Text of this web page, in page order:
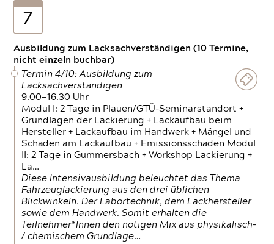
7
Ausbildung zum Lacksachverständigen (10 Termine,
nicht einzeln buchbar)
Termin 4/10: Ausbildung zum
Lacksachverständigen
9.00—16.30 Uhr
Modul I: 2 Tage in Plauen/GTÜ-Seminarstandort +
Grundlagen der Lackierung + Lackaufbau beim
Hersteller + Lackaufbau im Handwerk + Mängel und
Schäden am Lackaufbau + Emissionsschäden Modul
II: 2 Tage in Gummersbach + Workshop Lackierung +
La…
Diese Intensivausbildung beleuchtet das Thema
Fahrzeuglackierung aus den drei üblichen
Blickwinkeln. Der Labortechnik, dem Lackhersteller
sowie dem Handwerk. Somit erhalten die
Teilnehmer*Innen den nötigen Mix aus physikalisch-
/ chemischem Grundlage…